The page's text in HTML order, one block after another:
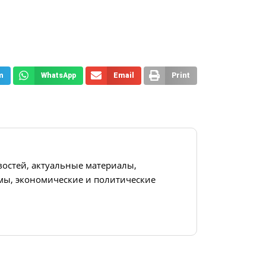
WhatsApp Email Print
актуальные материалы,
экономические и политические